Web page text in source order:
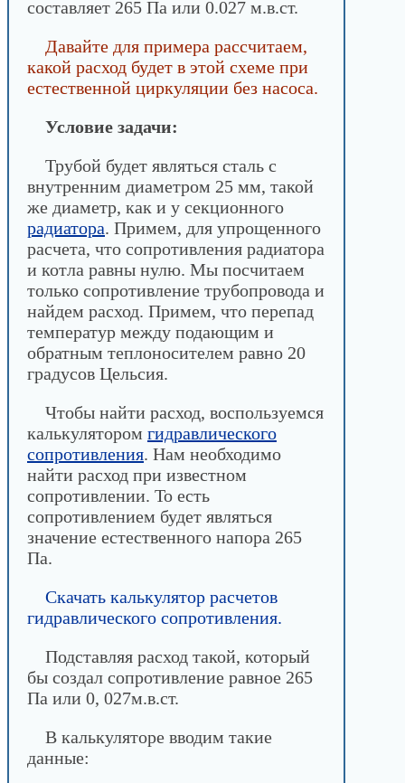
составляет 265 Па или 0.027 м.в.ст.
Давайте для примера рассчитаем,
какой расход будет в этой схеме при
естественной циркуляции без насоса.
Условие задачи:
Трубой будет являться сталь с
внутренним диаметром 25 мм, такой
же диаметр, как и у секционного
радиатора. Примем, для упрощенного
расчета, что сопротивления радиатора
и котла равны нулю. Мы посчитаем
только сопротивление трубопровода и
найдем расход. Примем, что перепад
температур между подающим и
обратным теплоносителем равно 20
градусов Цельсия.
Чтобы найти расход, воспользуемся
калькулятором гидравлического
сопротивления. Нам необходимо
найти расход при известном
сопротивлении. То есть
сопротивлением будет являться
значение естественного напора 265
Па.
Скачать калькулятор расчетов
гидравлического сопротивления.
Подставляя расход такой, который
бы создал сопротивление равное 265
Па или 0, 027м.в.ст.
В калькуляторе вводим такие
данные: